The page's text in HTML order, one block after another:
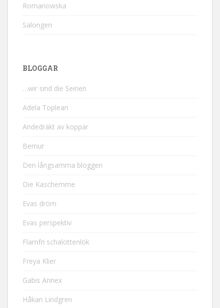
Romanowska
Salongen
BLOGGAR
…wir sind die Seinen
Adela Toplean
Andedräkt av koppar
Bernur
Den långsamma bloggen
Die Kaschemme
Evas dröm
Evas perspektiv
Flarnfri schalottenlök
Freya Klier
Gabis Annex
Håkan Lindgren